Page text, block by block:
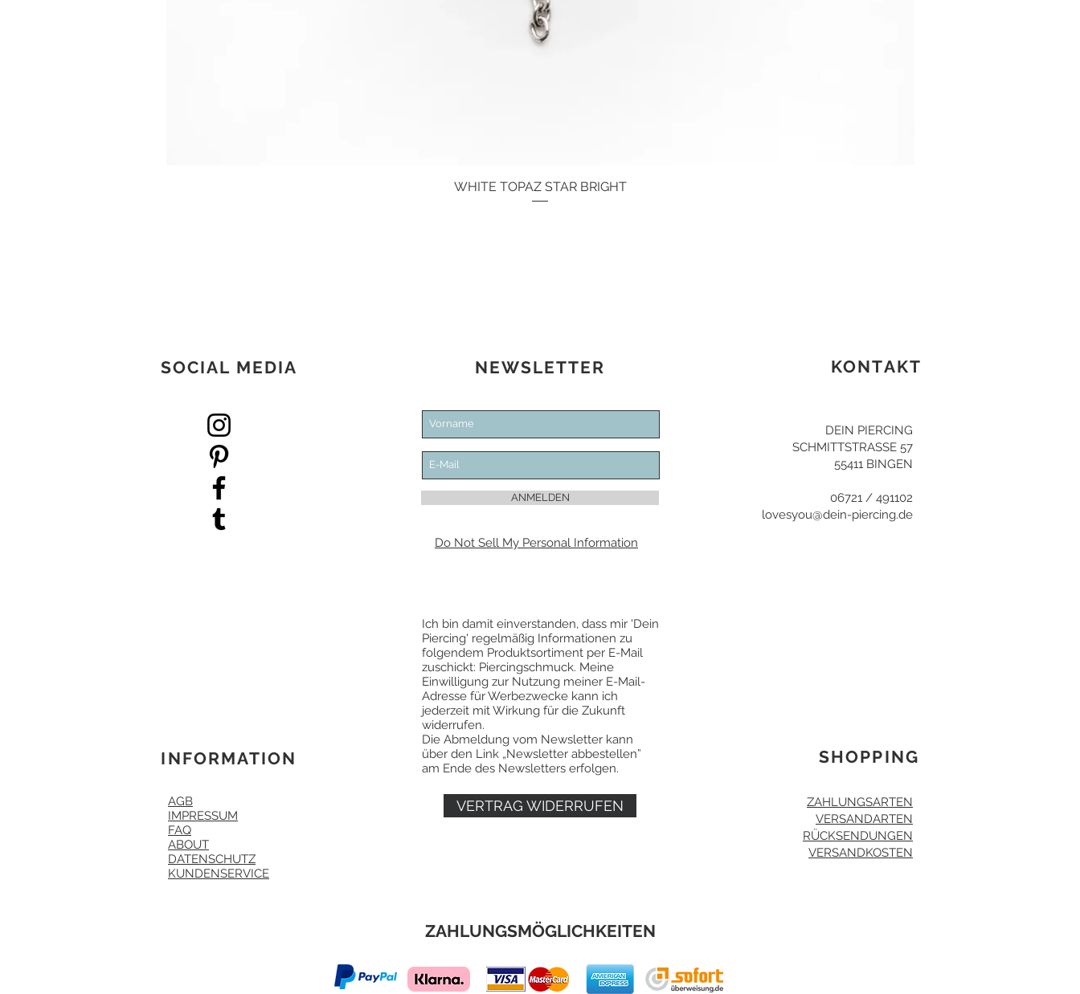
Schnellansicht
WHITE TOPAZ STAR BRIGHT
SOCIAL MEDIA NEWSLETTER
ANMELDEN
Do Not Sell My Personal Information
KONTAKT
DEIN PIERCING
SCHMITTSTRASSE 57
55411 BINGEN
06721 / 491102
lovesyou@dein-piercing.de
INFORMATION
AGB
IMPRESSUM
FAQ
ABOUT
DATENSCHUTZ
KUNDENSERVICE
Ich bin damit einverstanden, dass mir 'Dein
Piercing' regelmäßig Informationen zu
folgendem Produktsortiment per E-Mail
zuschickt: Piercingschmuck. Meine
Einwilligung zur Nutzung meiner E-Mail-
Adresse für Werbezwecke kann ich
jederzeit mit Wirkung für die Zukunft
widerrufen.
Die Abmeldung vom Newsletter kann
über den Link „Newsletter abbestellen”
am Ende des Newsletters erfolgen.
VERTRAG WIDERRUFEN
SHOPPING
ZAHLUNGSARTEN
VERSANDARTEN
RÜCKSENDUNGEN
VERSANDKOSTEN
ZAHLUNGSMÖGLICHKEITEN